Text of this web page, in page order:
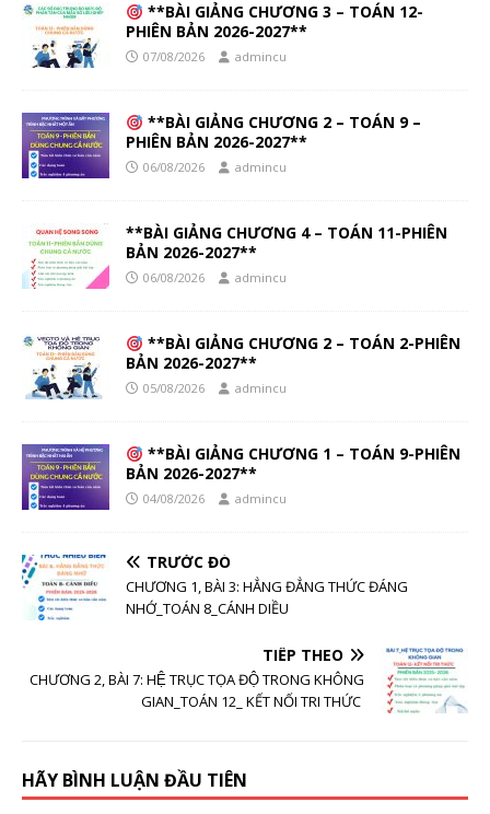
**BÀI GIẢNG CHƯƠNG 3 – TOÁN 12-
PHIÊN BẢN 2026-2027**
07/08/2026 admincu
**BÀI GIẢNG CHƯƠNG 2 – TOÁN 9 –
PHIÊN BẢN 2026-2027**
06/08/2026 admincu
**BÀI GIẢNG CHƯƠNG 4 – TOÁN 11-PHIÊN
BẢN 2026-2027**
06/08/2026 admincu
**BÀI GIẢNG CHƯƠNG 2 – TOÁN 2-PHIÊN
BẢN 2026-2027**
05/08/2026 admincu
**BÀI GIẢNG CHƯƠNG 1 – TOÁN 9-PHIÊN
BẢN 2026-2027**
04/08/2026 admincu
TRƯỚC ĐÓ
CHƯƠNG 1, BÀI 3: HẲNG ĐẲNG THỨC ĐÁNG
NHỚ_TOÁN 8_CÁNH DIỀU
TIẾP THEO
CHƯƠNG 2, BÀI 7: HỆ TRỤC TỌA ĐỘ TRONG KHÔNG
GIAN_TOÁN 12_ KẾT NỐI TRI THỨC
HÃY BÌNH LUẬN ĐẦU TIÊN